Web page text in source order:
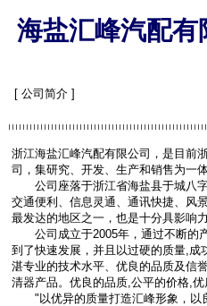
海盐汇峰汽配有
[ 公司简介 ]
浙江海盐汇峰汽配有限公司，是目前
司，集研究、开发、生产和销售为一
公司座落于浙江省海盐县于城八字
交通便利、信息灵通、通讯快捷、风
最发达的地区之一，也是十分具影响
公司成立于2005年，通过不断的
到了快速发展，并且以过硬的质量,
湛专业的技术水平、优良的品质及信
清器产品。优良的品质,公平的价格,
"以优异的质量打造汇峰形象，以